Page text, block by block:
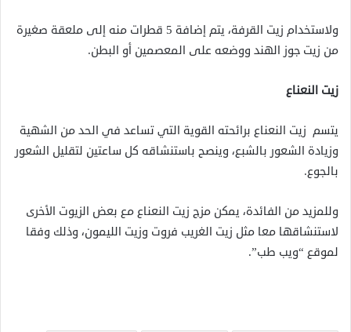
ولاستخدام زيت القرفة، يتم إضافة 5 قطرات منه إلى ملعقة صغيرة
من زيت جوز الهند ووضعه على المعصمين أو البطن.
زيت النعناع
يتسم زيت النعناع برائحته القوية التي تساعد في الحد من الشهية
وزيادة الشعور بالشبع، وينصح باستنشاقه كل ساعتين لتقليل الشعور
بالجوع.
وللمزيد من الفائدة، يمكن مزج زيت النعناع مع بعض الزيوت الأخرى
لاستنشاقها معا مثل زيت الغريب فروت وزيت الليمون، وذلك وفقا
لموقع “ويب طب”.